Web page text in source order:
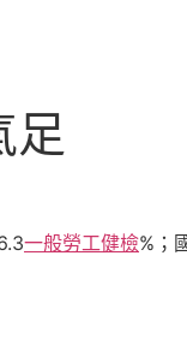
足
一般勞工健檢%；